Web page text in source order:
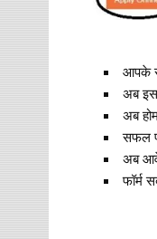
आपके
अब
अब
सफल
अब
फॉर्म